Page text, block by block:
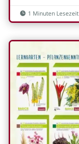
 1 Minuten Lesezeit